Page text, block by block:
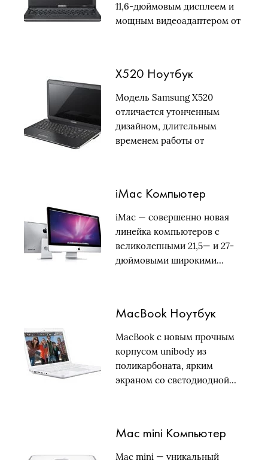
11,6-дюймовым дисплеем и
мощным видеоадаптером от
X520 Ноутбук
Модель Samsung X520
отличается утонченным
дизайном, длительным
временем работы от
iMac Компьютер
iMac — совершенно новая
линейка компьютеров с
великолепными 21,5— и 27-
дюймовыми широкими…
MacBook Ноутбук
MacBook с новым прочным
корпусом unibody из
поликарбоната, ярким
экраном со светодиодной…
Mac mini Компьютер
Mac mini — уникальный